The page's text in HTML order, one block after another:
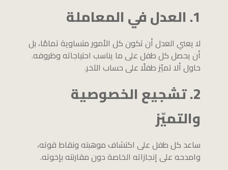
1. العدل في المعاملة
لا يعني العدل أن تكون كل الأمور متساوية تمامًا، بل
أن يحصل كل طفل على ما يناسب احتياجاته وظروفه.
حاول ألا تميّز طفلًا على حساب الآخر.
2. تشجيع الخصوصية
والتميّز
ساعد كل طفل على اكتشاف موهبته ونقاط قوته،
وامدحه على إنجازاته الخاصة دون مقارنته بإخوته.